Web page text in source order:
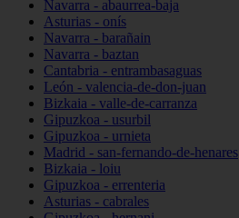
Navarra - abaurrea-baja
Asturias - onís
Navarra - barañain
Navarra - baztan
Cantabria - entrambasaguas
León - valencia-de-don-juan
Bizkaia - valle-de-carranza
Gipuzkoa - usurbil
Gipuzkoa - urnieta
Madrid - san-fernando-de-henares
Bizkaia - loiu
Gipuzkoa - errenteria
Asturias - cabrales